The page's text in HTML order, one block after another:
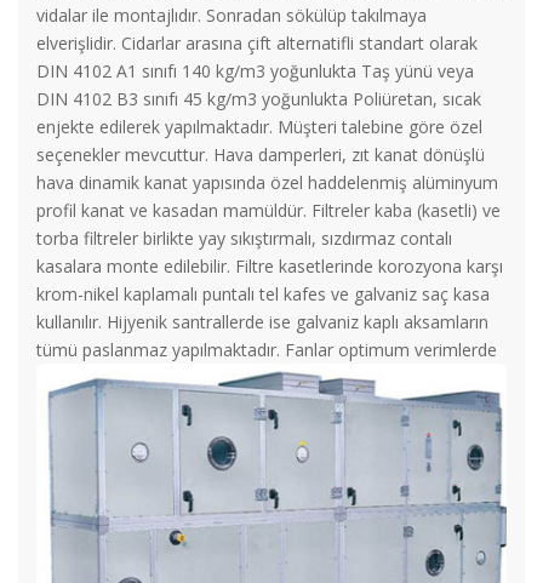
vidalar ile montajlıdır. Sonradan sökülüp takılmaya
elverişlidir. Cidarlar arasına çift alternatifli standart olarak
DIN 4102 A1 sınıfı 140 kg/m3 yoğunlukta Taş yünü veya
DIN 4102 B3 sınıfı 45 kg/m3 yoğunlukta Poliüretan, sıcak
enjekte edilerek yapılmaktadır. Müşteri talebine göre özel
seçenekler mevcuttur. Hava damperleri, zıt kanat dönüşlü
hava dinamik kanat yapısında özel haddelenmiş alüminyum
profil kanat ve kasadan mamüldür. Filtreler kaba (kasetli) ve
torba filtreler birlikte yay sıkıştırmalı, sızdırmaz contalı
kasalara monte edilebilir. Filtre kasetlerinde korozyona karşı
krom-nikel kaplamalı puntalı tel kafes ve galvaniz saç kasa
kullanılır. Hijyenik santrallerde ise galvaniz kaplı aksamların
tümü paslanmaz yapılmaktadır. Fanlar optimum verimlerde